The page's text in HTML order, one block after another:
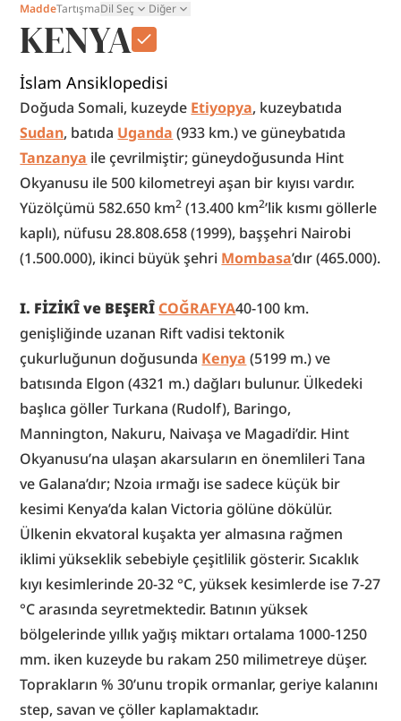
MaddeTartışmaDil Seç Diğer
KENYA
İslam Ansiklopedisi
Doğuda Somali, kuzeyde Etiyopya
Sudan, batıda Uganda
Tanzanya ile çevrilmiştir; güneydoğusunda Hint
Okyanusu ile 500 kilometreyi aşan bir kıyısı vardır.
Yüzölçümü 582.650 km2 (13.400 km2’lik kısmı göllerle
kaplı), nüfusu 28.808.658 (1999), başşehri Nairobi
(1.500.000), ikinci büyük şehri Mombasa’dır (465.000).
I. FİZİKÎ ve BEŞERÎ COĞRAFYA40-100 km.
genişliğinde uzanan Rift vadisi tektonik
çukurluğunun doğusunda Kenya (5199 m.) ve
batısında Elgon (4321 m.) dağları bulunur. Ülkedeki
başlıca göller Turkana (Rudolf), Baringo,
Mannington, Nakuru, Naivaşa ve Magadi’dir. Hint
Okyanusu’na ulaşan akarsuların en önemlileri Tana
ve Galana’dır; Nzoia ırmağı ise sadece küçük bir
kesimi Kenya’da kalan Victoria gölüne dökülür.
Ülkenin ekvatoral kuşakta yer almasına rağmen
iklimi yükseklik sebebiyle çeşitlilik gösterir. Sıcaklık
kıyı kesimlerinde 20-32 °C, yüksek kesimlerde ise 7-27
°C arasında seyretmektedir. Batının yüksek
bölgelerinde yıllık yağış miktarı ortalama 1000-1250
mm. iken kuzeyde bu rakam 250 milimetreye düşer.
Toprakların % 30’unu tropik ormanlar, geriye kalanını
step, savan ve çöller kaplamaktadır.